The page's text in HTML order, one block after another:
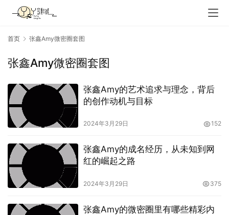
首页 张鑫Amy微密圈套图
张鑫Amy微密圈套图
张鑫Amy的艺术追求与理念，背后
的创作动机与目标
2024年3月29日 152
张鑫Amy的成名经历，从未知到网
红的崛起之路
2024年3月29日 375
张鑫Amy的微密圈里有哪些精彩内